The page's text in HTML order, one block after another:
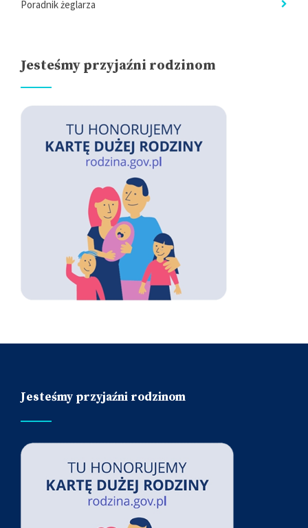
Poradnik żeglarza
Jesteśmy przyjaźni rodzinom
Jesteśmy przyjaźni rodzinom